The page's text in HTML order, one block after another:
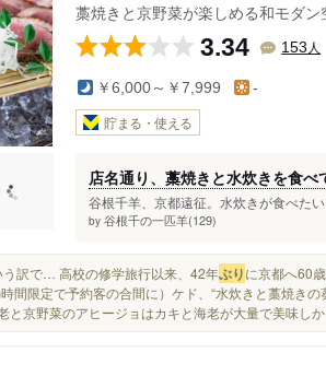
藁焼きと京野菜が楽しめる和モダ
3.34 153 人
￥6,000～￥7,999 -
貯まる・使える
店名通り、藁焼きと水炊きを食べ
谷根千羊、京都遠征。水炊きが食べた
by 谷根千の一匹羊(129)
う訳で… 高校の修学旅行以来、42年ぶりに京都へ60
間限定で予約客の合間に）ケド、“水炊きと藁焼き
と京野菜のアヒージョはカキと海老が大量で美味し